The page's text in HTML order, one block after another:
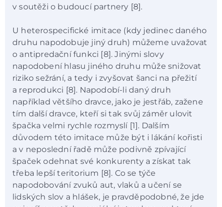
v soutěži o budoucí partnery [8].
U heterospecifické imitace (kdy jedinec daného
druhu napodobuje jiný druh) můžeme uvažovat
o antipredační funkci [8]. Jinými slovy
napodobení hlasu jiného druhu může snižovat
riziko sežrání, a tedy i zvyšovat šanci na přežití
a reprodukci [8]. Napodobí-li daný druh
například většího dravce, jako je jestřáb, zažene
tím další dravce, kteří si tak svůj záměr ulovit
špačka velmi rychle rozmyslí [1]. Dalším
důvodem této imitace může být i lákání kořisti
a v neposlední řadě může podivně zpívající
špaček odehnat své konkurenty a získat tak
třeba lepší teritorium [8]. Co se týče
napodobování zvuků aut, vlaků a učení se
lidských slov a hlášek, je pravděpodobné, že jde